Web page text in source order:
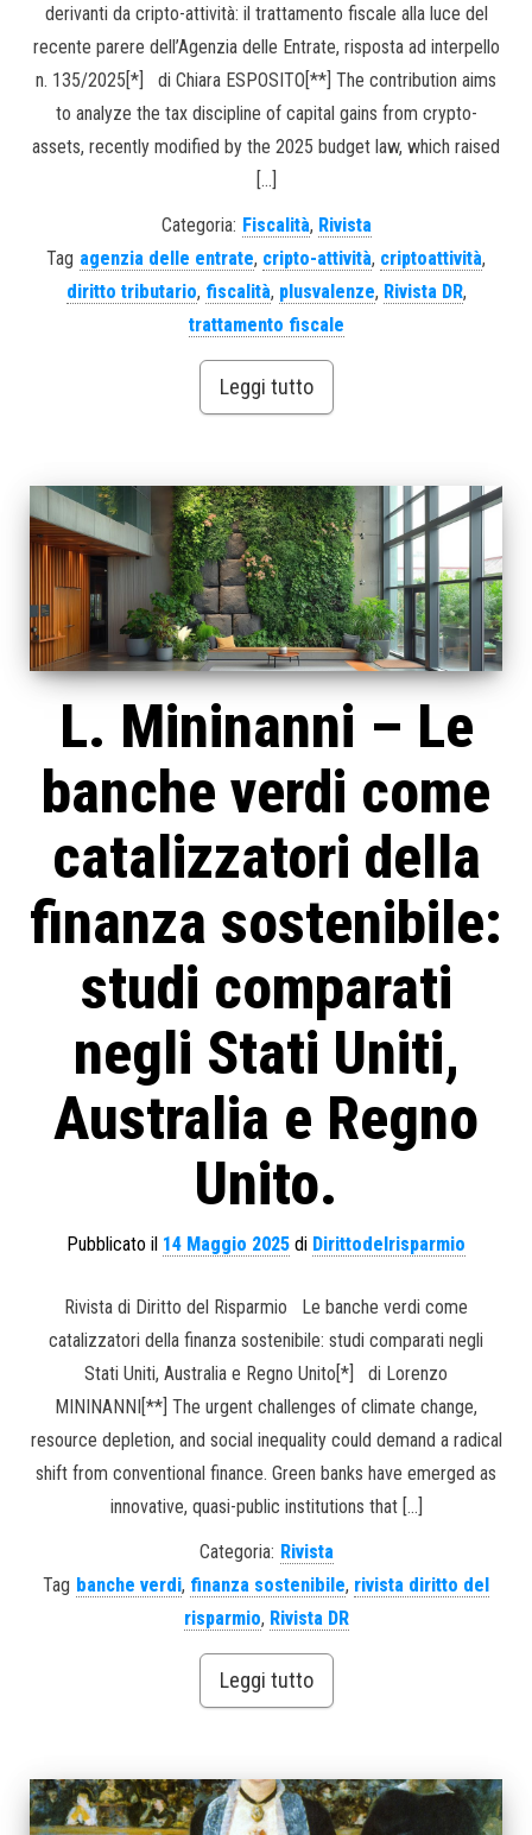
derivanti da cripto-attività: il trattamento fiscale alla luce del
recente parere dell’Agenzia delle Entrate, risposta ad interpello
n. 135/2025[*] di Chiara ESPOSITO[**] The contribution aims
to analyze the tax discipline of capital gains from crypto-
assets, recently modified by the 2025 budget law, which raised
[…]
Categoria: Fiscalità, Rivista
Tag agenzia delle entrate, cripto-attività, criptoattività,
diritto tributario, fiscalità, plusvalenze, Rivista DR,
trattamento fiscale
Leggi tutto
L. Mininanni – Le
banche verdi come
catalizzatori della
finanza sostenibile:
studi comparati
negli Stati Uniti,
Australia e Regno
Unito.
Pubblicato il 14 Maggio 2025 di Dirittodelrisparmio
Rivista di Diritto del Risparmio Le banche verdi come
catalizzatori della finanza sostenibile: studi comparati negli
Stati Uniti, Australia e Regno Unito[*] di Lorenzo
MININANNI[**] The urgent challenges of climate change,
resource depletion, and social inequality could demand a radical
shift from conventional finance. Green banks have emerged as
innovative, quasi-public institutions that […]
Categoria: Rivista
Tag banche verdi, finanza sostenibile, rivista diritto del
risparmio, Rivista DR
Leggi tutto